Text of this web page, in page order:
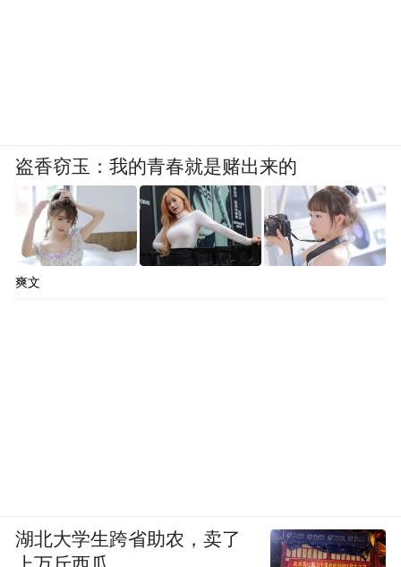
盗香窃玉：我的青春就是赌出来的
爽文
湖北大学生跨省助农，卖了